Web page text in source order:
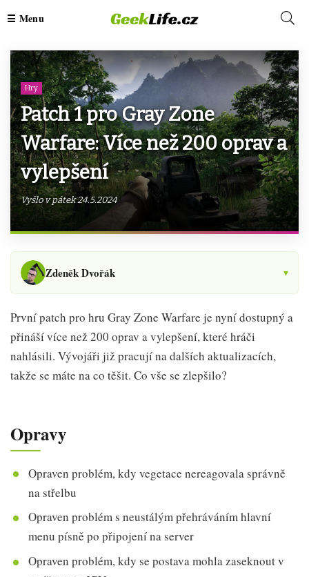
Hry
Patch 1 pro Gray Zone
Warfare: Více než 200 oprav a
vylepšení
Vyšlo v pátek 24.5.2024
Zdeněk Dvořák ▾
První patch pro hru Gray Zone Warfare je nyní dostupný a
přináší více než 200 oprav a vylepšení, které hráči
nahlásili. Vývojáři již pracují na dalších aktualizacích,
takže se máte na co těšit. Co vše se zlepšilo?
Opravy
Opraven problém, kdy vegetace nereagovala správně
na střelbu
Opraven problém s neustálým přehráváním hlavní
menu písně po připojení na server
Opraven problém, kdy se postava mohla zaseknout v